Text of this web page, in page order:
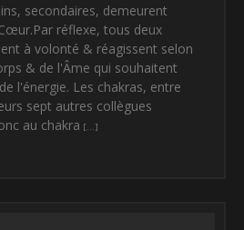
secondaires, demeurent
réflexe, tous deux
à volonté & réagissent selon
& de l'Âme qui souhaitent
l'énergie. Les chakras, entre
sept autres collègues
au chakra